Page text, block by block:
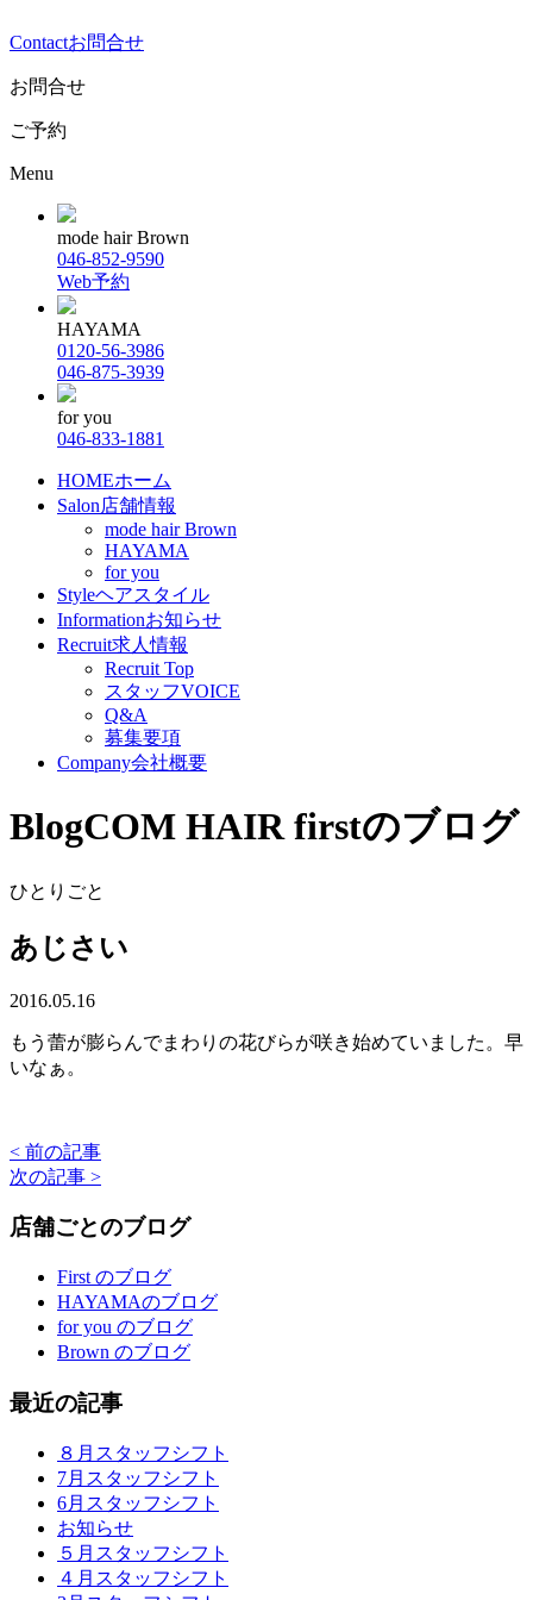
Contactお問合せ
お問合せ
ご予約
Menu
mode hair Brown
046-852-9590
Web予約
HAYAMA
0120-56-3986
046-875-3939
for you
046-833-1881
HOMEホーム
Salon店舗情報
mode hair Brown
HAYAMA
for you
Styleヘアスタイル
Informationお知らせ
Recruit求人情報
Recruit Top
スタッフVOICE
Q&A
募集要項
Company会社概要
BlogCOM HAIR firstのブログ
ひとりごと
あじさい
2016.05.16
もう蕾が膨らんでまわりの花びらが咲き始めていました。早
いなぁ。
< 前の記事
次の記事 >
店舗ごとのブログ
First のブログ
HAYAMAのブログ
for you のブログ
Brown のブログ
最近の記事
８月スタッフシフト
7月スタッフシフト
6月スタッフシフト
お知らせ
５月スタッフシフト
４月スタッフシフト